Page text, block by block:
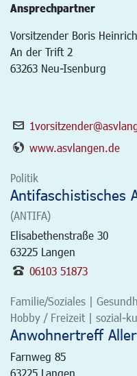
Ansprechpartner
Vorsitzender Boris Heinrich
An der Trift 2
63263 Neu-Isenburg
www.asvlangen.de
Politik
Antifaschistisches
(ANTIFA)
Elisabethenstraße 30
63225 Langen
06103 51873
Familie/Soziales |
Hobby / Freizeit | sozial-
Anwohnertreff
Farnweg 85
63225 Langen